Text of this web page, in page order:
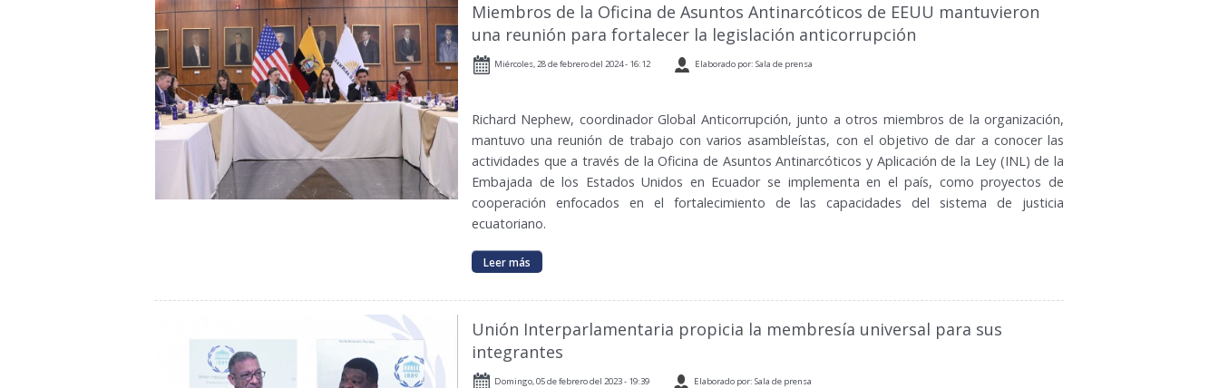
Miembros de la Oficina de Asuntos Antinarcóticos de EEUU mantuvieron
una reunión para fortalecer la legislación anticorrupción
Miércoles, 28 de febrero del 2024 - 16:12 Elaborado por: Sala de prensa
Richard Nephew, coordinador Global Anticorrupción, junto a otros miembros de la organización,
mantuvo una reunión de trabajo con varios asambleístas, con el objetivo de dar a conocer las
actividades que a través de la Oficina de Asuntos Antinarcóticos y Aplicación de la Ley (INL) de la
Embajada de los Estados Unidos en Ecuador se implementa en el país, como proyectos de
cooperación enfocados en el fortalecimiento de las capacidades del sistema de justicia
ecuatoriano.
Leer más
Unión Interparlamentaria propicia la membresía universal para sus
integrantes
Domingo, 05 de febrero del 2023 - 19:39 Elaborado por: Sala de prensa